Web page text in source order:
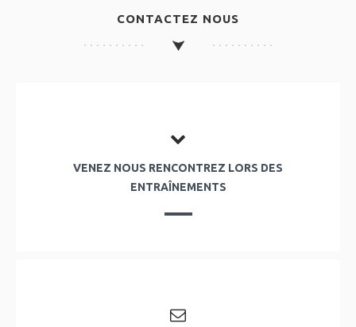
CONTACTEZ NOUS
VENEZ NOUS RENCONTREZ LORS DES
ENTRAÎNEMENTS